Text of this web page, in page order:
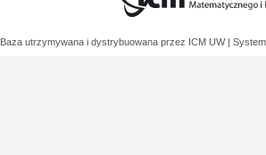
Baza utrzymywana i dystrybuowana przez ICM UW |